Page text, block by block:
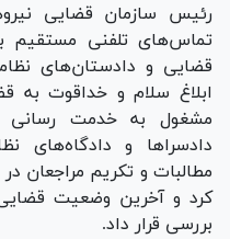
رئیس سازمان قضایی
تماس‌های تلفنی مستقیم
قضایی و دادستان‌های
ابلاغ سلام و خداقوت به
مشغول به خدمت رسانی
دادسرا‌ها و دادگاه‌های
کرد و آخرین وضعیت
بررسی قرار داد.